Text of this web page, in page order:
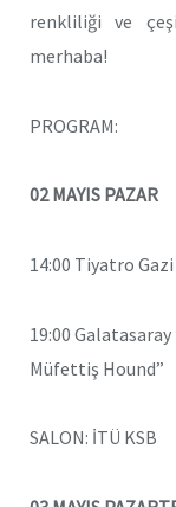
renkliliği ve
merhaba!
PROGRAM:
02 MAYIS PAZAR
14:00 Tiyatro
19:00
Müfettiş Hound”
SALON: İTÜ KSB